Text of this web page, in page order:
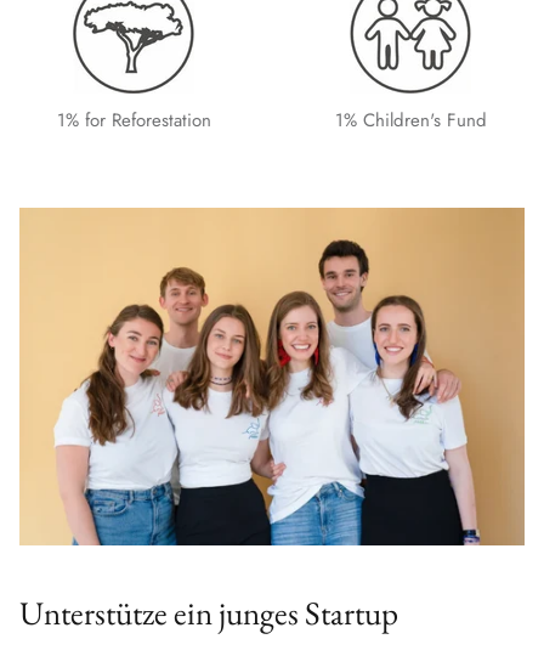
1% for Reforestation 1% Children's Fund
Unterstütze ein junges Startup